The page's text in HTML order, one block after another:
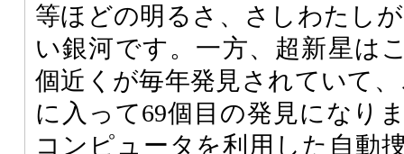
等ほどの明るさ、さしわたし
い銀河です。一方、超新星は
個近くが毎年発見されていて、
に入って69個目の発見になり
コンピュータを利用した自動